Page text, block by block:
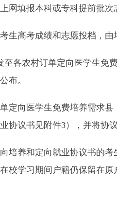
网填报本科或专科提前批次
高考成绩和志愿投档，由
农村订单定向医学生免费
布。
向医学生免费培养需求县
协议书见附件3），并将协
养和定向就业协议书的考
校学习期间户籍仍保留在原